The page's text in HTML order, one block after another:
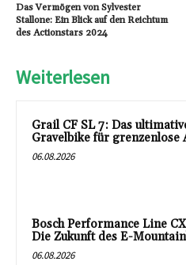
Das Vermögen von Sylvester
Stallone: Ein Blick auf den Reichtum
des Actionstars 2024
Weiterlesen
Grail CF SL 7: Das
Gravelbike für grenzenlose
06.08.2026
Bosch Performance Line
Die Zukunft des E-
06.08.2026